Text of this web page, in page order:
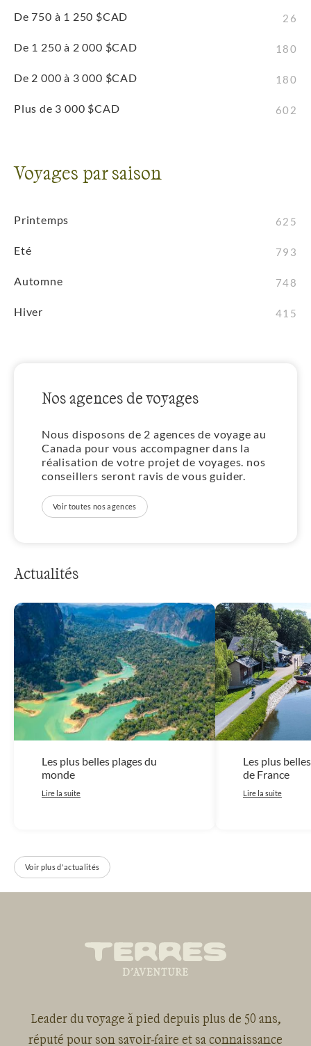
De 750 à 1 250 $CAD 26
De 1 250 à 2 000 $CAD 180
De 2 000 à 3 000 $CAD 180
Plus de 3 000 $CAD 602
Voyages par saison
Printemps 625
Eté 793
Automne 748
Hiver 415
Nos agences de voyages
Nous disposons de 2 agences de voyage au
Canada pour vous accompagner dans la
réalisation de votre projet de voyages. nos
conseillers seront ravis de vous guider.
Voir toutes nos agences
Actualités
Les plus belles plages du
monde
Lire la suite
Les plus
de France
Lire la suite
Voir plus d'actualités
Leader du voyage à pied depuis plus de 50 ans,
réputé pour son savoir-faire et sa connaissance